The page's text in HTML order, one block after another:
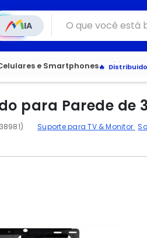
IA
e Smartphones
Veja os
para Parede de
Suporte para TV & Monitor